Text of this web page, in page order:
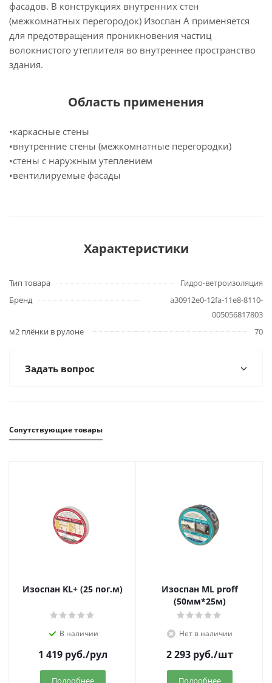
фасадов. В конструкциях внутренних стен
(межкомнатных перегородок) Изоспан A применяется
для предотвращения проникновения частиц
волокнистого утеплителя во внутреннее пространство
здания.
Область применения
•каркасные стены
•внутренние стены (межкомнатные перегородки)
•стены с наружным утеплением
•вентилируемые фасады
Характеристики
Тип товара
Гидро-ветроизоляция
Бренд
a30912e0-12fa-11e8-8110-
005056817803
м2 плёнки в рулоне
70
Задать вопрос
Сопутствующие товары
Изоспан KL+ (25 пог.м)
В наличии
1 419руб./рул
Подробнее
Изоспан ML proff
(50мм*25м)
Нет в наличии
2 293руб./шт
Подробнее